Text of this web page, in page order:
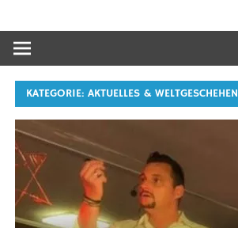
KATEGORIE:AKTUELLES & WELTGESCHEHEN